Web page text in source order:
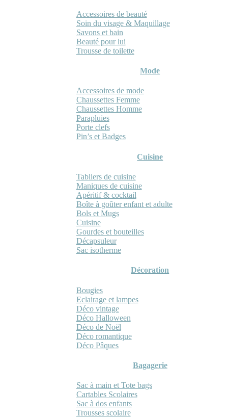
Accessoires de beauté
Soin du visage & Maquillage
Savons et bain
Beauté pour lui
Trousse de toilette
Mode
Accessoires de mode
Chaussettes Femme
Chaussettes Homme
Parapluies
Porte clefs
Pin’s et Badges
Cuisine
Tabliers de cuisine
Maniques de cuisine
Apéritif & cocktail
Boîte à goûter enfant et adulte
Bols et Mugs
Cuisine
Gourdes et bouteilles
Décapsuleur
Sac isotherme
Décoration
Bougies
Eclairage et lampes
Déco vintage
Déco Halloween
Déco de Noël
Déco romantique
Déco Pâques
Bagagerie
Sac à main et Tote bags
Cartables Scolaires
Sac à dos enfants
Trousses scolaire